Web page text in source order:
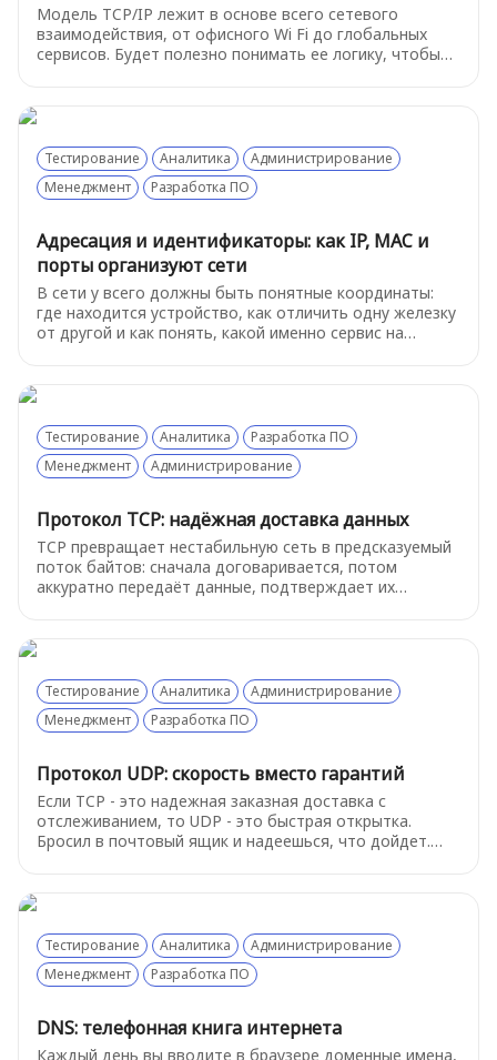
Модель TCP/IP лежит в основе всего сетевого
взаимодействия, от офисного Wi Fi до глобальных
сервисов. Будет полезно понимать ее логику, чтобы
Тестирование Аналитика
Администрирование
Менеджмент
Разработка ПО
Адресация и идентификаторы: как IP, MAC и
порты организуют сети
В сети у всего должны быть понятные координаты:
где находится устройство, как отличить одну железку
от другой и как понять, какой именно сервис на
Тестирование Аналитика
Разработка ПО
Менеджмент
Администрирование
Протокол TCP: надёжная доставка данных
TCP превращает нестабильную сеть в предсказуемый
поток байтов: сначала договаривается, потом
аккуратно передаёт данные, подтверждает их
Тестирование Аналитика
Администрирование
Менеджмент
Разработка ПО
Протокол UDP: скорость вместо гарантий
Если TCP - это надежная заказная доставка с
отслеживанием, то UDP - это быстрая открытка.
Бросил в почтовый ящик и надеешься, что дойдет.
Тестирование Аналитика
Администрирование
Менеджмент
Разработка ПО
DNS: телефонная книга интернета
Каждый день вы вводите в браузере доменные имена,